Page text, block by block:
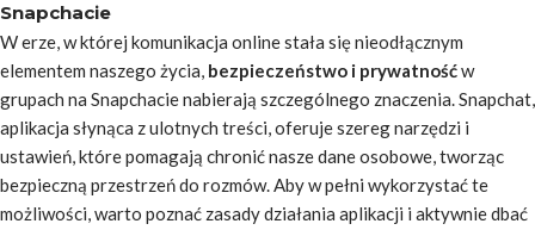
Snapchacie
W erze, w której komunikacja online stała się nieodłącznym
elementem naszego życia, bezpieczeństwo i prywatnośćw
grupach na Snapchacie nabierają szczególnego znaczenia. Snapchat,
aplikacja słynąca z ulotnych treści, oferuje szereg narzędzi i
ustawień, które pomagają chronić nasze dane osobowe, tworząc
bezpieczną przestrzeń do rozmów. Aby w pełni wykorzystać te
możliwości, warto poznać zasady działania aplikacji i aktywnie dbać